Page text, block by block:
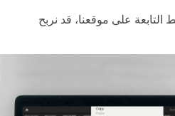
على موقعنا، قد نربح